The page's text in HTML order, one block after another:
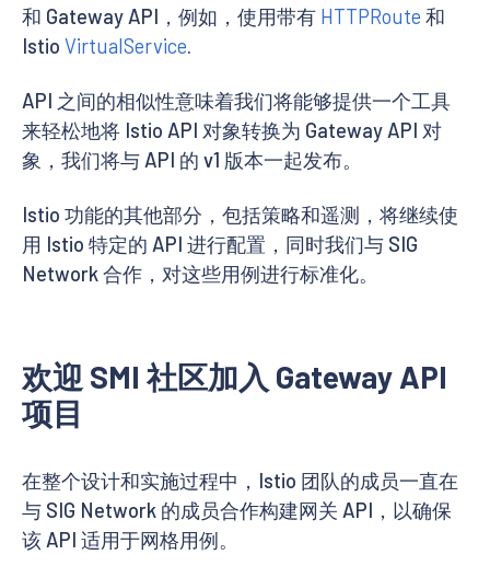
和 Gateway API，例如，使用带有 HTTPRoute 和
Istio VirtualService.
API 之间的相似性意味着我们将能够提供一个工具
来轻松地将 Istio API 对象转换为 Gateway API 对
象，我们将与 API 的 v1 版本一起发布。
Istio 功能的其他部分，包括策略和遥测，将继续使
用 Istio 特定的 API 进行配置，同时我们与 SIG
Network 合作，对这些用例进行标准化。
欢迎 SMI 社区加入 Gateway API
项目
在整个设计和实施过程中，Istio 团队的成员一直在
与 SIG Network 的成员合作构建网关 API，以确保
该 API 适用于网格用例。